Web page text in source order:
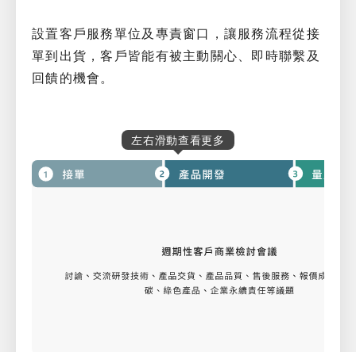
設置客戶服務單位及專責窗口，讓服務流程從接
單到出貨，客戶皆能有被主動關心、即時聯繫及
回饋的機會。
左右滑動查看更多